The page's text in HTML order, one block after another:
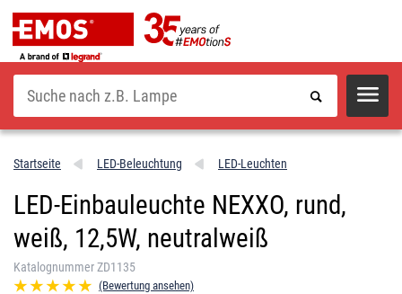
Suche
Startseite LED-Beleuchtung LED-Leuchten
LED-Einbauleuchte NEXXO, rund,
weiß, 12,5W, neutralweiß
Katalognummer ZD1135
(Bewertung ansehen)